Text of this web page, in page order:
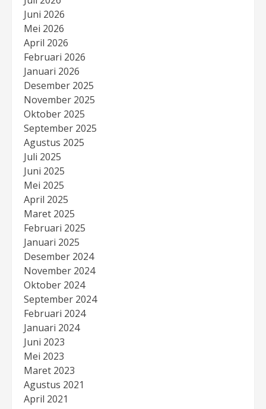
Juni 2026
Mei 2026
April 2026
Februari 2026
Januari 2026
Desember 2025
November 2025
Oktober 2025
September 2025
Agustus 2025
Juli 2025
Juni 2025
Mei 2025
April 2025
Maret 2025
Februari 2025
Januari 2025
Desember 2024
November 2024
Oktober 2024
September 2024
Februari 2024
Januari 2024
Juni 2023
Mei 2023
Maret 2023
Agustus 2021
April 2021